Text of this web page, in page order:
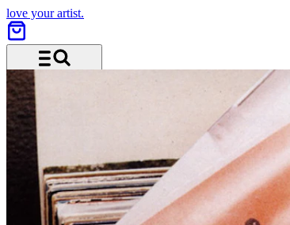
love your artist.
Menü und Suche